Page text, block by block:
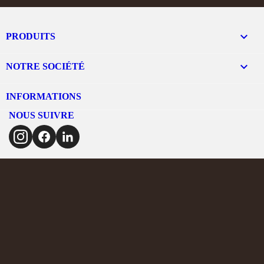
PRODUITS 
NOTRE SOCIÉTÉ 
INFORMATIONS
NOUS SUIVRE